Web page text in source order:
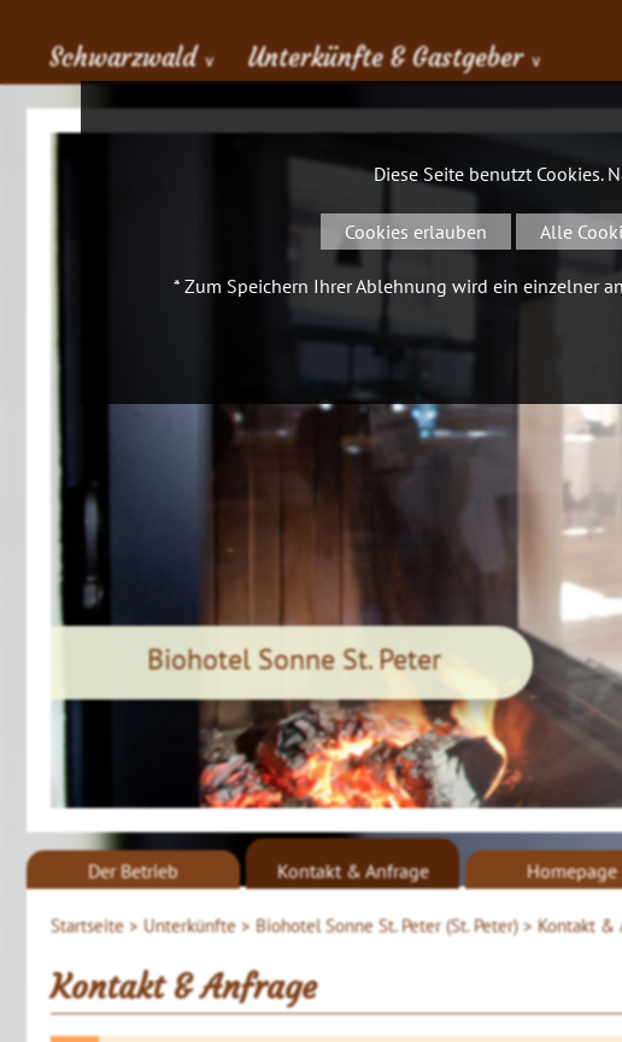
Schwarzwald ∨ Unterkünfte & Gastgeber ∨
Biohotel Sonne St. Peter
Startseite > Unterkünfte > Biohotel Sonne St. Peter (St. Peter) > Kontakt &
Der Betrieb Kontakt & Anfrage Homepage
Kontakt & Anfrage
Diese Seite benutzt Cookies.
Cookies erlauben Alle
* Zum Speichern Ihrer Ablehnung wird ein einzelner